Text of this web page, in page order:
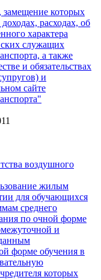
которых
расходах, об
характера
служащих
а также
и обязательствах
и
сайте
воздушного
жилым
для обучающихся
среднего
по очной форме
и
форме обучения в
которых